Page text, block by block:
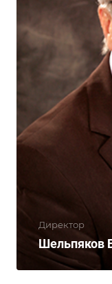
Директор
Шельпяков